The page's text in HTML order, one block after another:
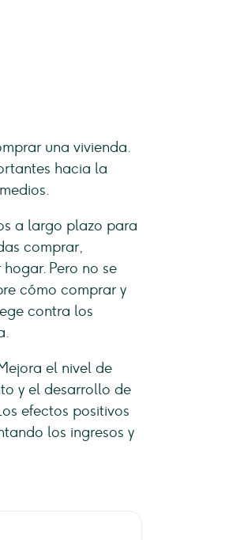
una vivienda.
hacia la
a largo plazo para
comprar,
Pero no se
cómo comprar y
contra los
el nivel de
y el desarrollo de
efectos positivos
los ingresos y